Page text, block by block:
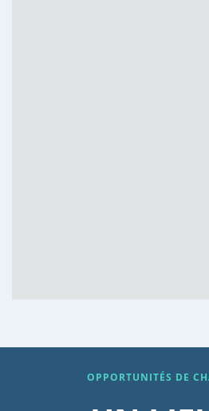
OPPORTUNITÉS DE